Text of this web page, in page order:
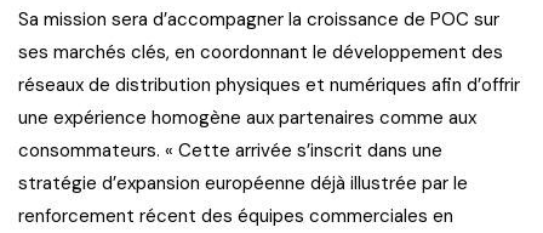
Sa mission sera d’accompagner la croissance de POC sur
ses marchés clés, en coordonnant le développement des
réseaux de distribution physiques et numériques afin d’offrir
une expérience homogène aux partenaires comme aux
consommateurs. « Cette arrivée s’inscrit dans une
stratégie d’expansion européenne déjà illustrée par le
renforcement récent des équipes commerciales en